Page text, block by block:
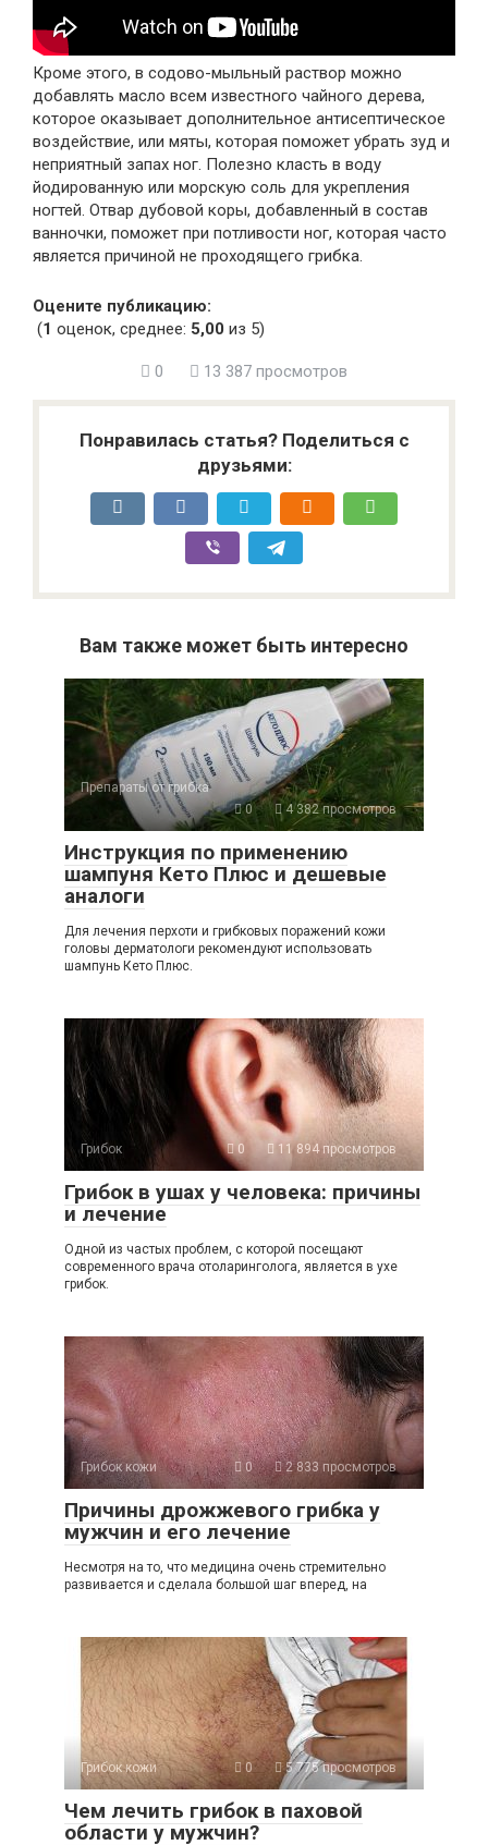
Кроме этого, в содово-мыльный раствор можно
добавлять масло всем известного чайного дерева,
которое оказывает дополнительное антисептическое
воздействие, или мяты, которая поможет убрать зуд и
неприятный запах ног. Полезно класть в воду
йодированную или морскую соль для укрепления
ногтей. Отвар дубовой коры, добавленный в состав
ванночки, поможет при потливости ног, которая часто
является причиной не проходящего грибка.
Оцените публикацию:
(1 оценок, среднее: 5,00 из 5)
0 13 387 просмотров
Понравилась статья? Поделиться с
друзьями:
Вам также может быть интересно
Препараты от грибка
0
4 382 просмотров
Инструкция по применению
шампуня Кето Плюс и дешевые
аналоги
Для лечения перхоти и грибковых поражений кожи
головы дерматологи рекомендуют использовать
шампунь Кето Плюс.
Грибок 0 11 894 просмотров
Грибок в ушах у человека: причины
и лечение
Одной из частых проблем, с которой посещают
современного врача отоларинголога, является в ухе
грибок.
Грибок кожи 0 2 833 просмотров
Причины дрожжевого грибка у
мужчин и его лечение
Несмотря на то, что медицина очень стремительно
развивается и сделала большой шаг вперед, на
Грибок кожи 0 5 775 просмотров
Чем лечить грибок в паховой
области у мужчин?